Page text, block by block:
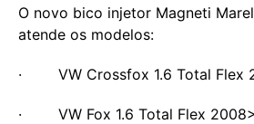
O novo bico injetor Magneti
atende os modelos:
· VW Crossfox 1.6 Total Flex
· VW Fox 1.6 Total Flex